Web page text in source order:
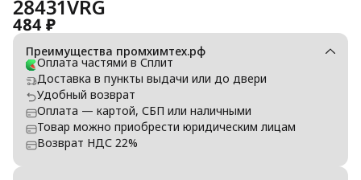
28431VRG
484 ₽
Преимущества промхимтех.рф
Оплата частями в Сплит
Доставка в пункты выдачи или до двери
Удобный возврат
Оплата — картой, СБП или наличными
Товар можно приобрести юридическим лицам
Возврат НДС 22%